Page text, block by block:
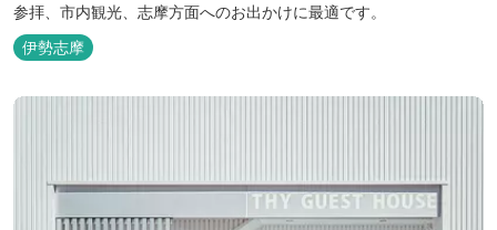
参拝、市内観光、志摩方面へのお出かけに最適です。
伊勢志摩